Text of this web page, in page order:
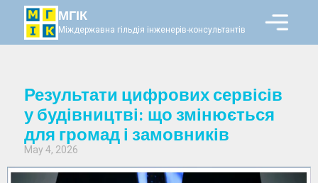
МГІК
Міждержавна гільдія інженерів-консультантів
Результати цифрових сервісів
у будівництві: що змінюється
для громад і замовників
May 4, 2026